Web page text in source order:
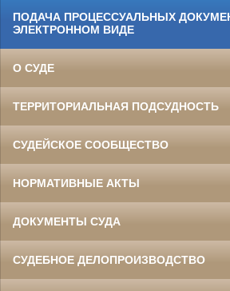
ПОДАЧА ПРОЦЕССУАЛЬНЫХ
ЭЛЕКТРОННОМ ВИДЕ
О СУДЕ
ТЕРРИТОРИАЛЬНАЯ ПОДСУДНОСТЬ
СУДЕЙСКОЕ СООБЩЕСТВО
НОРМАТИВНЫЕ АКТЫ
ДОКУМЕНТЫ СУДА
СУДЕБНОЕ ДЕЛОПРОИЗВОДСТВО